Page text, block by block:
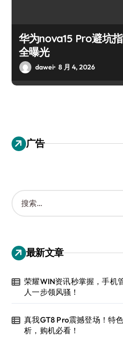
华为nova15 Pro避坑
全曝光
dawei 8 月 4, 2026
广告
搜
索
：
最新文章
荣耀WIN资讯秒掌握，手机
人一步领风骚！
真我GT8 Pro震撼登场！特
析，购机必看！